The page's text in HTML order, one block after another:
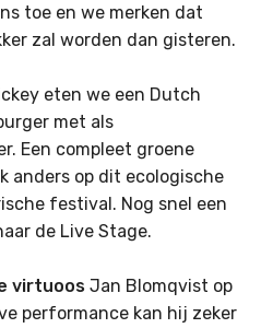
toe en we merken dat
zal worden dan gisteren.
eten we een Dutch
met als
Een compleet groene
anders op dit ecologische
festival. Nog snel een
de Live Stage.
virtuoos Jan Blomqvist op
performance kan hij zeker